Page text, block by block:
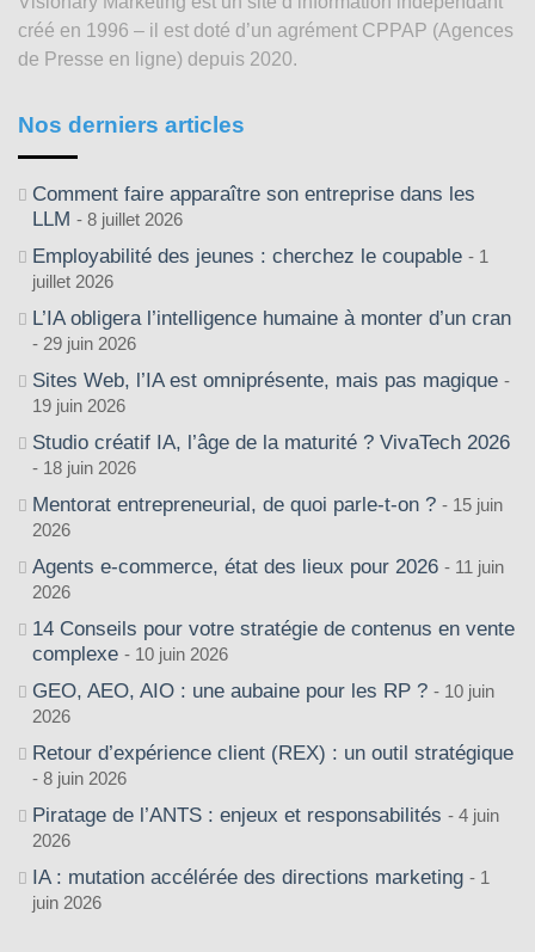
créé en 1996 – il est doté d’un agrément CPPAP (Agences
de Presse en ligne) depuis 2020.
Nos derniers articles
Comment faire apparaître son entreprise dans les
LLM
8 juillet 2026
Employabilité des jeunes : cherchez le coupable
1
juillet 2026
L’IA obligera l’intelligence humaine à monter d’un cran
29 juin 2026
Sites Web, l’IA est omniprésente, mais pas magique
19 juin 2026
Studio créatif IA, l’âge de la maturité ? VivaTech 2026
18 juin 2026
Mentorat entrepreneurial, de quoi parle-t-on ?
15 juin
2026
Agents e-commerce, état des lieux pour 2026
11 juin
2026
14 Conseils pour votre stratégie de contenus en vente
complexe
10 juin 2026
GEO, AEO, AIO : une aubaine pour les RP ?
10 juin
2026
Retour d’expérience client (REX) : un outil stratégique
8 juin 2026
Piratage de l’ANTS : enjeux et responsabilités
4 juin
2026
IA : mutation accélérée des directions marketing
1
juin 2026